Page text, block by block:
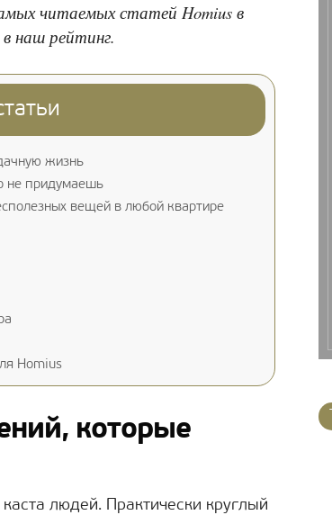
читаемых статей Homius в
наш рейтинг.
жизнь
не придумаешь
вещей в любой квартире
Homius
которые
людей. Практически круглый